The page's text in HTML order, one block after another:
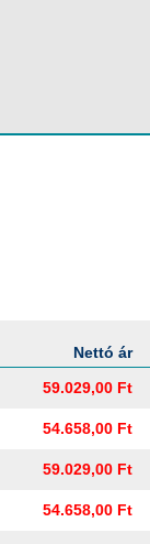
Nettó ár
59.029,00 Ft
54.658,00 Ft
59.029,00 Ft
54.658,00 Ft